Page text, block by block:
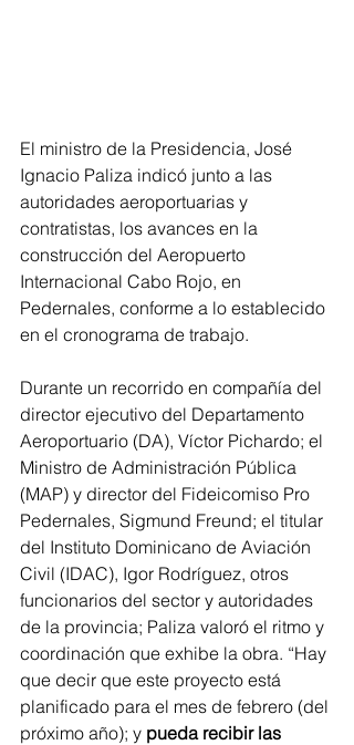
El ministro de la Presidencia, José
Ignacio Paliza indicó junto a las
autoridades aeroportuarias y
contratistas, los avances en la
construcción del Aeropuerto
Internacional Cabo Rojo, en
Pedernales, conforme a lo establecido
en el cronograma de trabajo.
Durante un recorrido en compañía del
director ejecutivo del Departamento
Aeroportuario (DA), Víctor Pichardo; el
Ministro de Administración Pública
(MAP) y director del Fideicomiso Pro
Pedernales, Sigmund Freund; el titular
del Instituto Dominicano de Aviación
Civil (IDAC), Igor Rodríguez, otros
funcionarios del sector y autoridades
de la provincia; Paliza valoró el ritmo y
coordinación que exhibe la obra. “Hay
que decir que este proyecto está
planificado para el mes de febrero (del
próximo año); y pueda recibir las